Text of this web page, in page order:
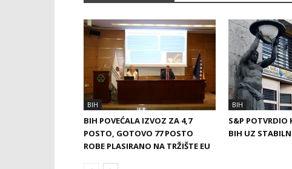
BIH
BIH POVEĆALA IZVOZ ZA 4,7
POSTO, GOTOVO 77 POSTO
ROBE PLASIRANO NA TRŽIŠTE EU
BIH
S&P POTVRDIO
BIH UZ